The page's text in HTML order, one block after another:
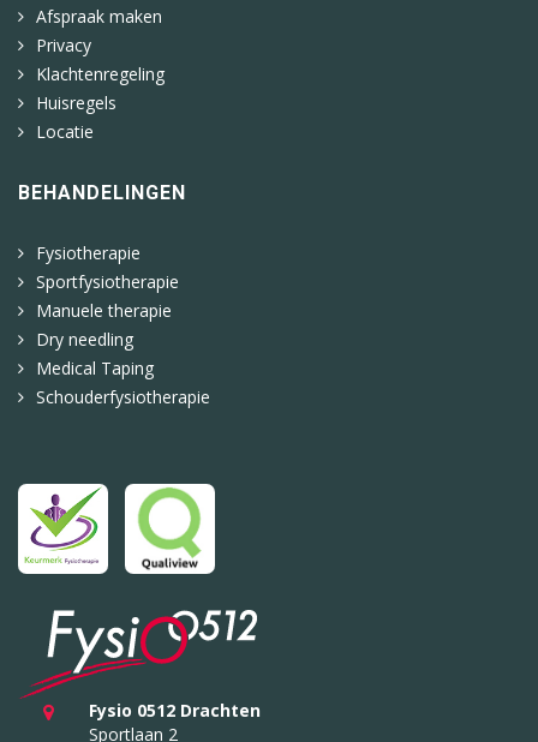
Afspraak maken
Privacy
Klachtenregeling
Huisregels
Locatie
BEHANDELINGEN
Fysiotherapie
Sportfysiotherapie
Manuele therapie
Dry needling
Medical Taping
Schouderfysiotherapie
Fysio 0512 Drachten
Sportlaan 2